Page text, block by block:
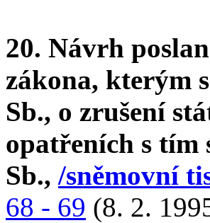
20. Návrh
zákona, kterým
Sb., o zrušení
opatřeních s tím
Sb., /sněmovní
68 - 69 (8. 2.